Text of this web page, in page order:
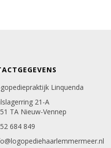
Linquenda
21-A
TA Nieuw-Vennep
684 849